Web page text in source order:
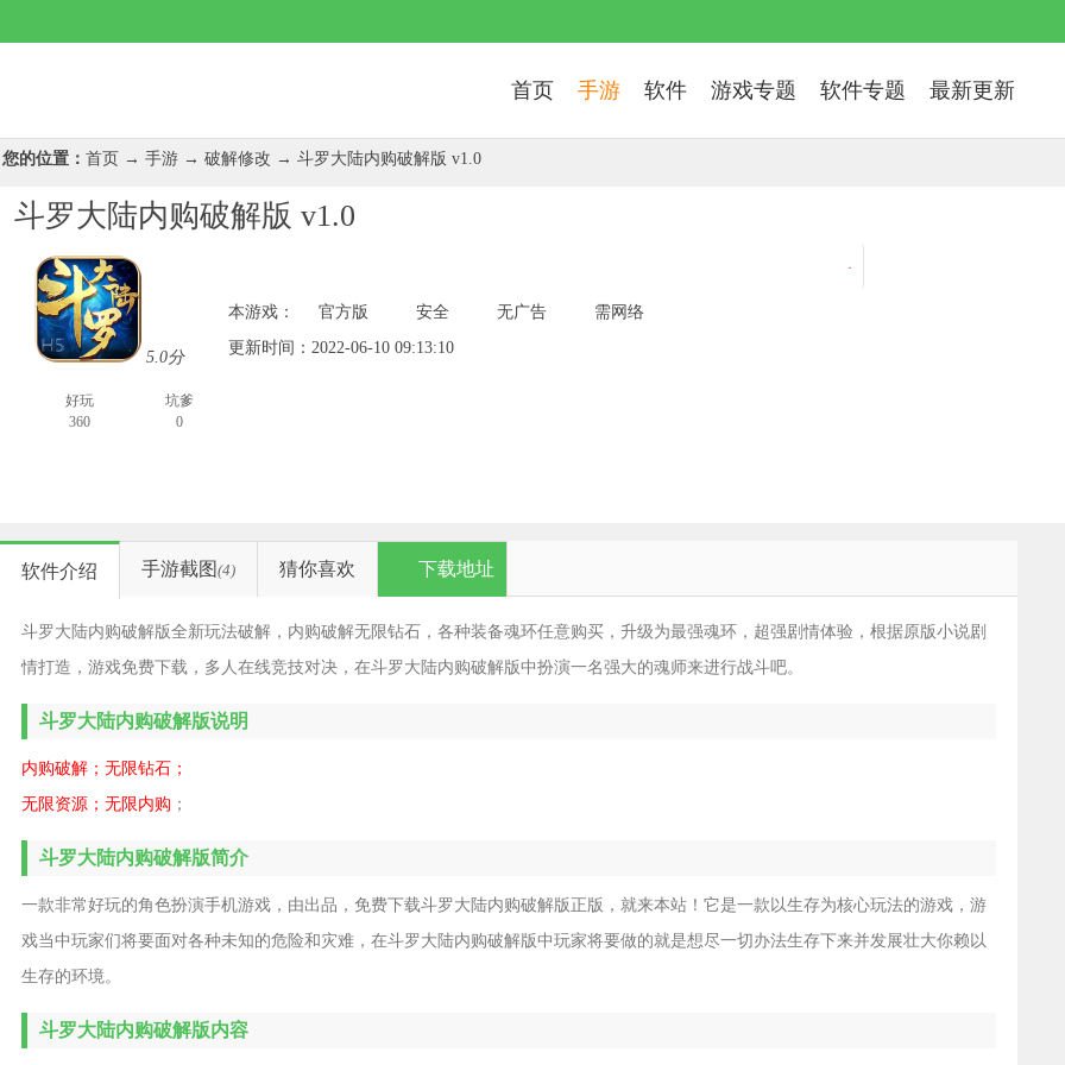
首页 手游 软件 游戏专题 软件专题 最新更新
您的位置： 首页 → 手游 → 破解修改 → 斗罗大陆内购破解版 v1.0
斗罗大陆内购破解版 v1.0
5.0分
好玩
360
坑爹
0
斗罗大陆内购破解版全新玩法
本游戏： 官方版 安全 无广告
需网络
更新时间： 2022-06-10 09:13:10
软件介绍 手游截图 (4) 猜你喜欢 下载地址
斗罗大陆内购破解版全新玩法破解，内购破解无限钻石，各种装备魂环任意购买，升级为最强魂环，超强剧情体验，根据原版小说剧
情打造，游戏免费下载，多人在线竞技对决，在斗罗大陆内购破解版中扮演一名强大的魂师来进行战斗吧。
斗罗大陆内购破解版说明
内购破解；无限钻石；
无限资源；无限内购 ；
斗罗大陆内购破解版简介
一款非常好玩的角色扮演手机游戏，由出品，免费下载斗罗大陆内购破解版正版，就来本站！它是一款以生存为核心玩法的游戏，游
戏当中玩家们将要面对各种未知的危险和灾难，在斗罗大陆内购破解版中玩家将要做的就是想尽一切办法生存下来并发展壮大你赖以
生存的环境。
斗罗大陆内购破解版内容